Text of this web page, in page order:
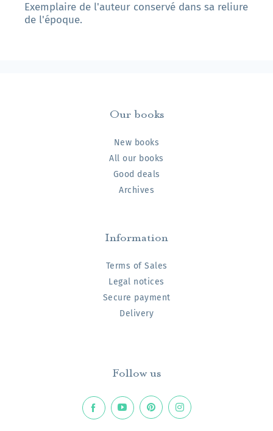
Exemplaire de l'auteur conservé dans sa reliure
de l'époque.
Our books
New books
All our books
Good deals
Archives
Information
Terms of Sales
Legal notices
Secure payment
Delivery
Follow us